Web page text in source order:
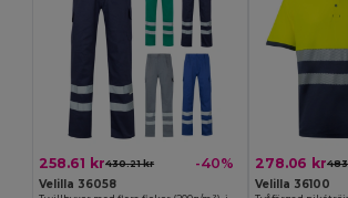
258.61 kr430.21 kr -40%
Velilla 36058
278.06 kr
Velilla 36100